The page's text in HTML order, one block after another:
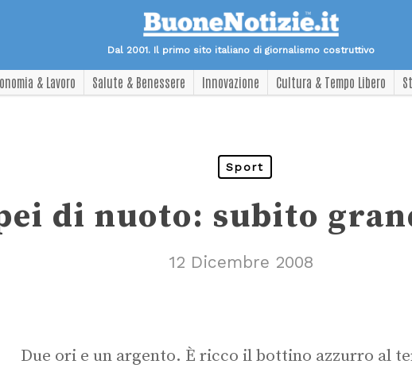
Dal 2001. Il primo sito italiano di giornalismo costruttivo
& Lavoro Salute & Benessere Innovazione Cultura & Tempo Libero
Sport
di nuoto: subito
12 Dicembre 2008
Due ori e un argento. È ricco il bottino azzurro al